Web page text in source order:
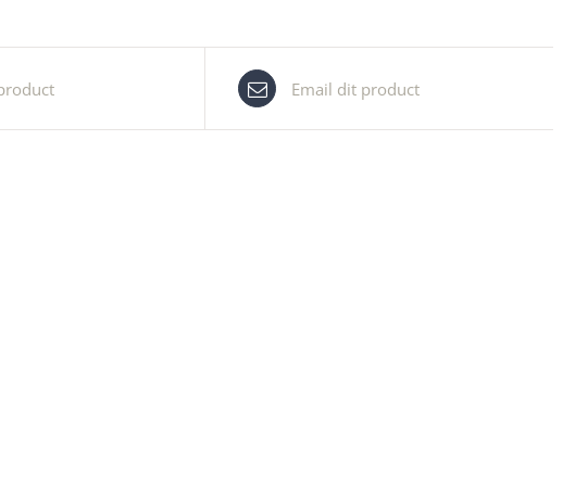
Email dit product